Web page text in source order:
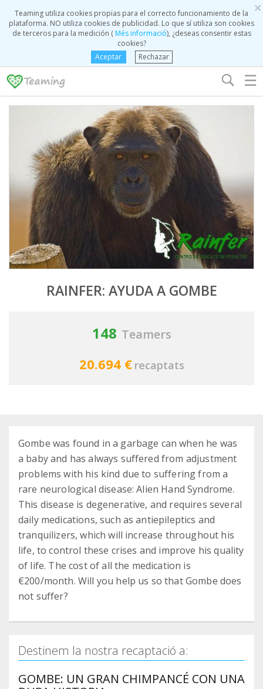
×
Teaming utiliza cookies propias para el correcto funcionamiento de la
plataforma. NO utiliza cookies de publicidad. Lo que sí utiliza son cookies
de terceros para la medición (Més informació), ¿deseas consentir estas
cookies?
Aceptar
Rechazar
☰
RAINFER: AYUDA A GOMBE
148 Teamers
20.694 € recaptats
Gombe was found in a garbage can when he was
a baby and has always suffered from adjustment
problems with his kind due to suffering from a
rare neurological disease: Alien Hand Syndrome.
This disease is degenerative, and requires several
daily medications, such as antiepileptics and
tranquilizers, which will increase throughout his
life, to control these crises and improve his quality
of life. The cost of all the medication is
€200/month. Will you help us so that Gombe does
not suffer?
Destinem la nostra recaptació a:
GOMBE: UN GRAN CHIMPANCÉ CON UNA